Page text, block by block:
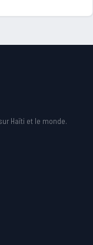
Haïti et le monde.